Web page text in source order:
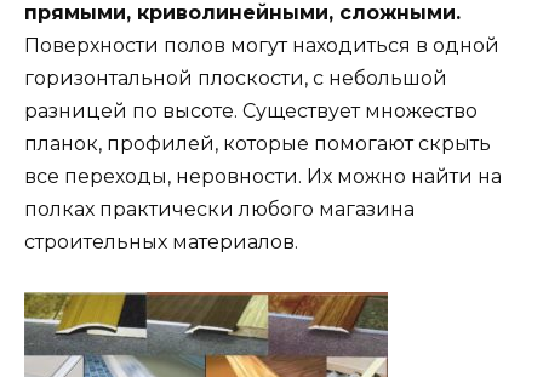
прямыми, криволинейными, сложными.
Поверхности полов могут находиться в одной
горизонтальной плоскости, с небольшой
разницей по высоте. Существует множество
планок, профилей, которые помогают скрыть
все переходы, неровности. Их можно найти на
полках практически любого магазина
строительных материалов.